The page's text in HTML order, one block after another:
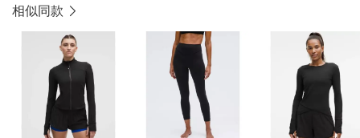
相似同款